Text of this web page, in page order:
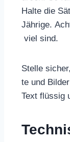
Halte die
Jährige.
viel sind.
Stelle
te und
Text flüssig